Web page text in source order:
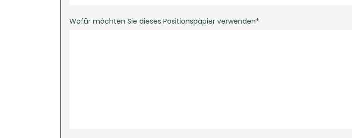
Wofür möchten Sie dieses Positionspapier verwenden*